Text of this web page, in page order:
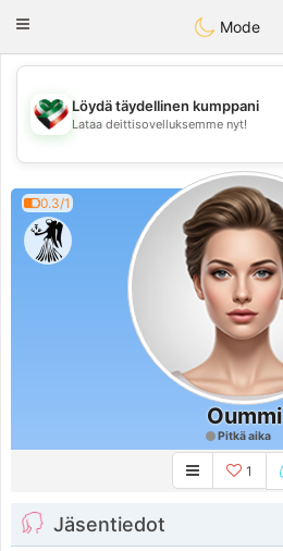
Kuwait
Toggle
Mode
💖
💕
Löydä täydellinen kumppani
Lataa deittisovelluksemme nyt!
0.3/1
Oummi
Pitkä aika
1
Jäsentiedot